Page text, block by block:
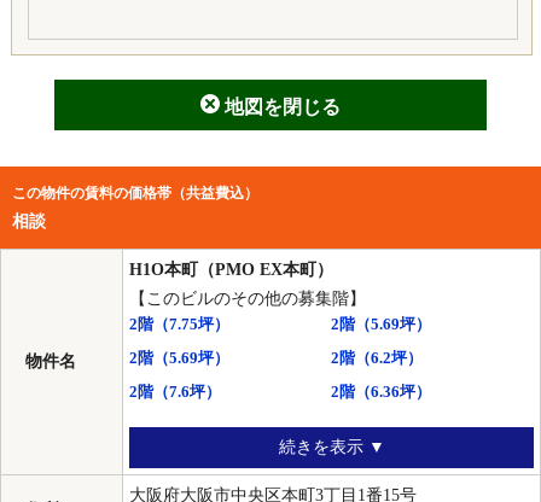
地図を閉じる
この物件の賃料の価格帯（共益費込）
相談
物件名
H1O本町（PMO EX本町）
【このビルのその他の募集階】
2階（7.75坪） 2階（5.69坪）
2階（5.69坪） 2階（6.2坪）
2階（7.6坪） 2階（6.36坪）
続きを表示 ▼
大阪府大阪市中央区本町3丁目1番15号